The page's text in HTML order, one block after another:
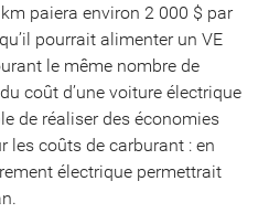
paiera environ 2 000 $ par
pourrait alimenter un VE
le même nombre de
coût d’une voiture électrique
de réaliser des économies
les coûts de carburant : en
électrique permettrait